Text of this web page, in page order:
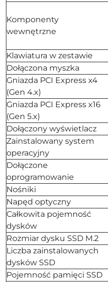
Komponenty
wewnętrzne
Klawiatura w zestawie
Dołączona myszka
Gniazda PCI Express x4
(Gen 4.x)
Gniazda PCI Express x16
(Gen 5.x)
Dołączony wyświetlacz
Zainstalowany system
operacyjny
Dołączone
oprogramowanie
Nośniki
Napęd optyczny
Całkowita pojemność
dysków
Rozmiar dysku SSD M.2
Liczba zainstalowanych
dysków SSD
Pojemność pamięci SSD